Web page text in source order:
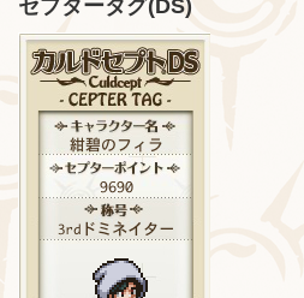
セプタータグ(DS)